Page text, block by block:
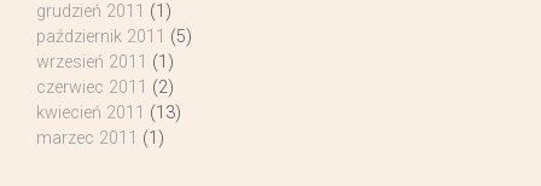
grudzień 2011 (1)
październik 2011 (5)
wrzesień 2011 (1)
czerwiec 2011 (2)
kwiecień 2011 (13)
marzec 2011 (1)